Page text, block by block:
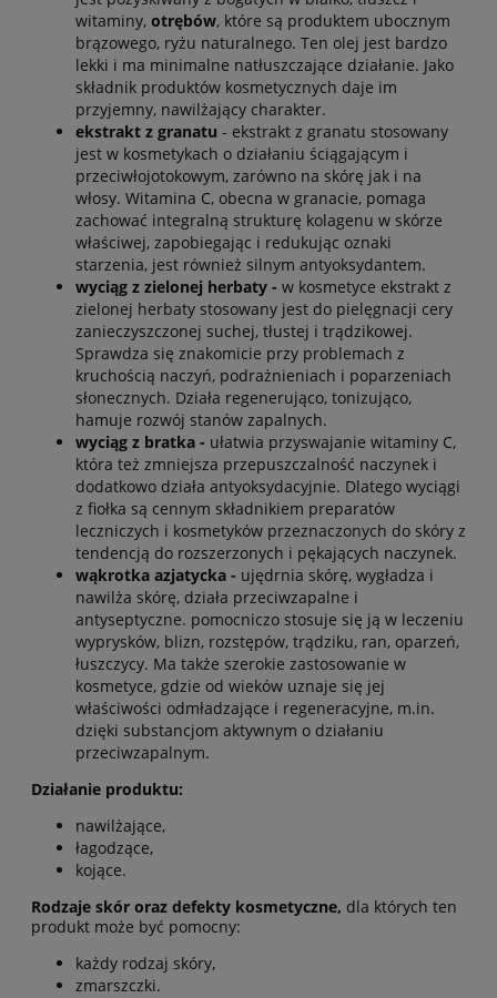
witaminy, otrębów, które są produktem ubocznym
brązowego, ryżu naturalnego. Ten olej jest bardzo
lekki i ma minimalne natłuszczające działanie. Jako
składnik produktów kosmetycznych daje im
przyjemny, nawilżający charakter.
ekstrakt z granatu - ekstrakt z granatu stosowany
jest w kosmetykach o działaniu ściągającym i
przeciwłojotokowym, zarówno na skórę jak i na
włosy. Witamina C, obecna w granacie, pomaga
zachować integralną strukturę kolagenu w skórze
właściwej, zapobiegając i redukując oznaki
starzenia, jest również silnym antyoksydantem.
wyciąg z zielonej herbaty - w kosmetyce ekstrakt z
zielonej herbaty stosowany jest do pielęgnacji cery
zanieczyszczonej suchej, tłustej i trądzikowej.
Sprawdza się znakomicie przy problemach z
kruchością naczyń, podrażnieniach i poparzeniach
słonecznych. Działa regenerująco, tonizująco,
hamuje rozwój stanów zapalnych.
wyciąg z bratka - ułatwia przyswajanie witaminy C,
która też zmniejsza przepuszczalność naczynek i
dodatkowo działa antyoksydacyjnie. Dlatego wyciągi
z fiołka są cennym składnikiem preparatów
leczniczych i kosmetyków przeznaczonych do skóry z
tendencją do rozszerzonych i pękających naczynek.
wąkrotka azjatycka - ujędrnia skórę, wygładza i
nawilża skórę, działa przeciwzapalne i
antyseptyczne. pomocniczo stosuje się ją w leczeniu
wyprysków, blizn, rozstępów, trądziku, ran, oparzeń,
łuszczycy. Ma także szerokie zastosowanie w
kosmetyce, gdzie od wieków uznaje się jej
właściwości odmładzające i regeneracyjne, m.in.
dzięki substancjom aktywnym o działaniu
przeciwzapalnym.
Działanie produktu:
nawilżające,
łagodzące,
kojące.
Rodzaje skór oraz defekty kosmetyczne, dla których ten
produkt może być pomocny:
każdy rodzaj skóry,
zmarszczki.